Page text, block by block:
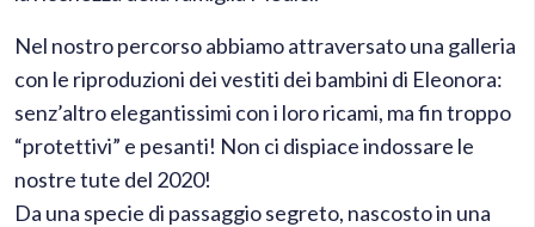
Nel nostro percorso abbiamo attraversato una galleria
con le riproduzioni dei vestiti dei bambini di Eleonora:
senz’altro elegantissimi con i loro ricami, ma fin troppo
“protettivi” e pesanti! Non ci dispiace indossare le
nostre tute del 2020!
Da una specie di passaggio segreto, nascosto in una